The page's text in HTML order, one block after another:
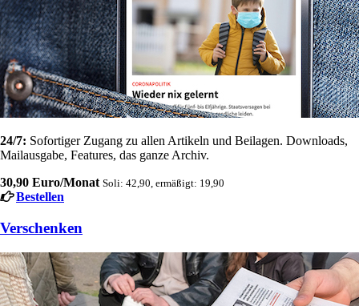
24/7: Sofortiger Zugang zu allen Artikeln und Beilagen. Downloads,
Mailausgabe, Features, das ganze Archiv.
30,90 Euro/Monat Soli: 42,90, ermäßigt: 19,90
Bestellen
Verschenken